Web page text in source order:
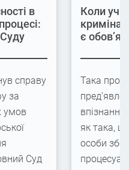
в
справу
за
умов
Суд
Коли
є
Така
як така,
особи